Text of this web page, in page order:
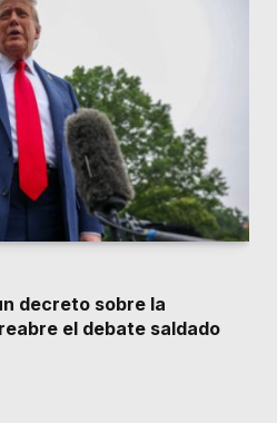
decreto sobre la
el debate saldado